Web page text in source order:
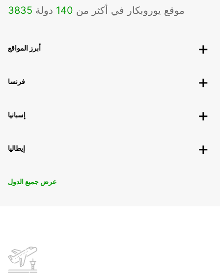
3835 موقع يوروبكار في أكثر من 140 دولة
أبرز المواقع
فرنسا
إسبانيا
إيطاليا
عرض جميع الدول